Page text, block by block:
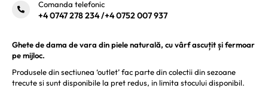
Comanda telefonic
+4 0747 278 234/+4 0752 007 937
Ghete de dama de vara din piele naturală, cu vârf ascuțit și fermoar
pe mijloc.
Produsele din sectiunea ‘outlet’ fac parte din colectii din sezoane
trecute si sunt disponibile la pret redus, in limita stocului disponibil.